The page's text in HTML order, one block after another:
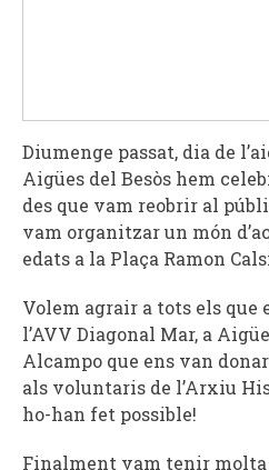
Diumenge passat, dia de
Aigües del Besòs hem
des que vam reobrir al
vam organitzar un món
edats a la Plaça Ramon
Volem agrair a tots els que
l’AVV Diagonal Mar, a
Alcampo que ens van
als voluntaris de l’Arxiu
ho-han fet possible!
Finalment vam tenir molta